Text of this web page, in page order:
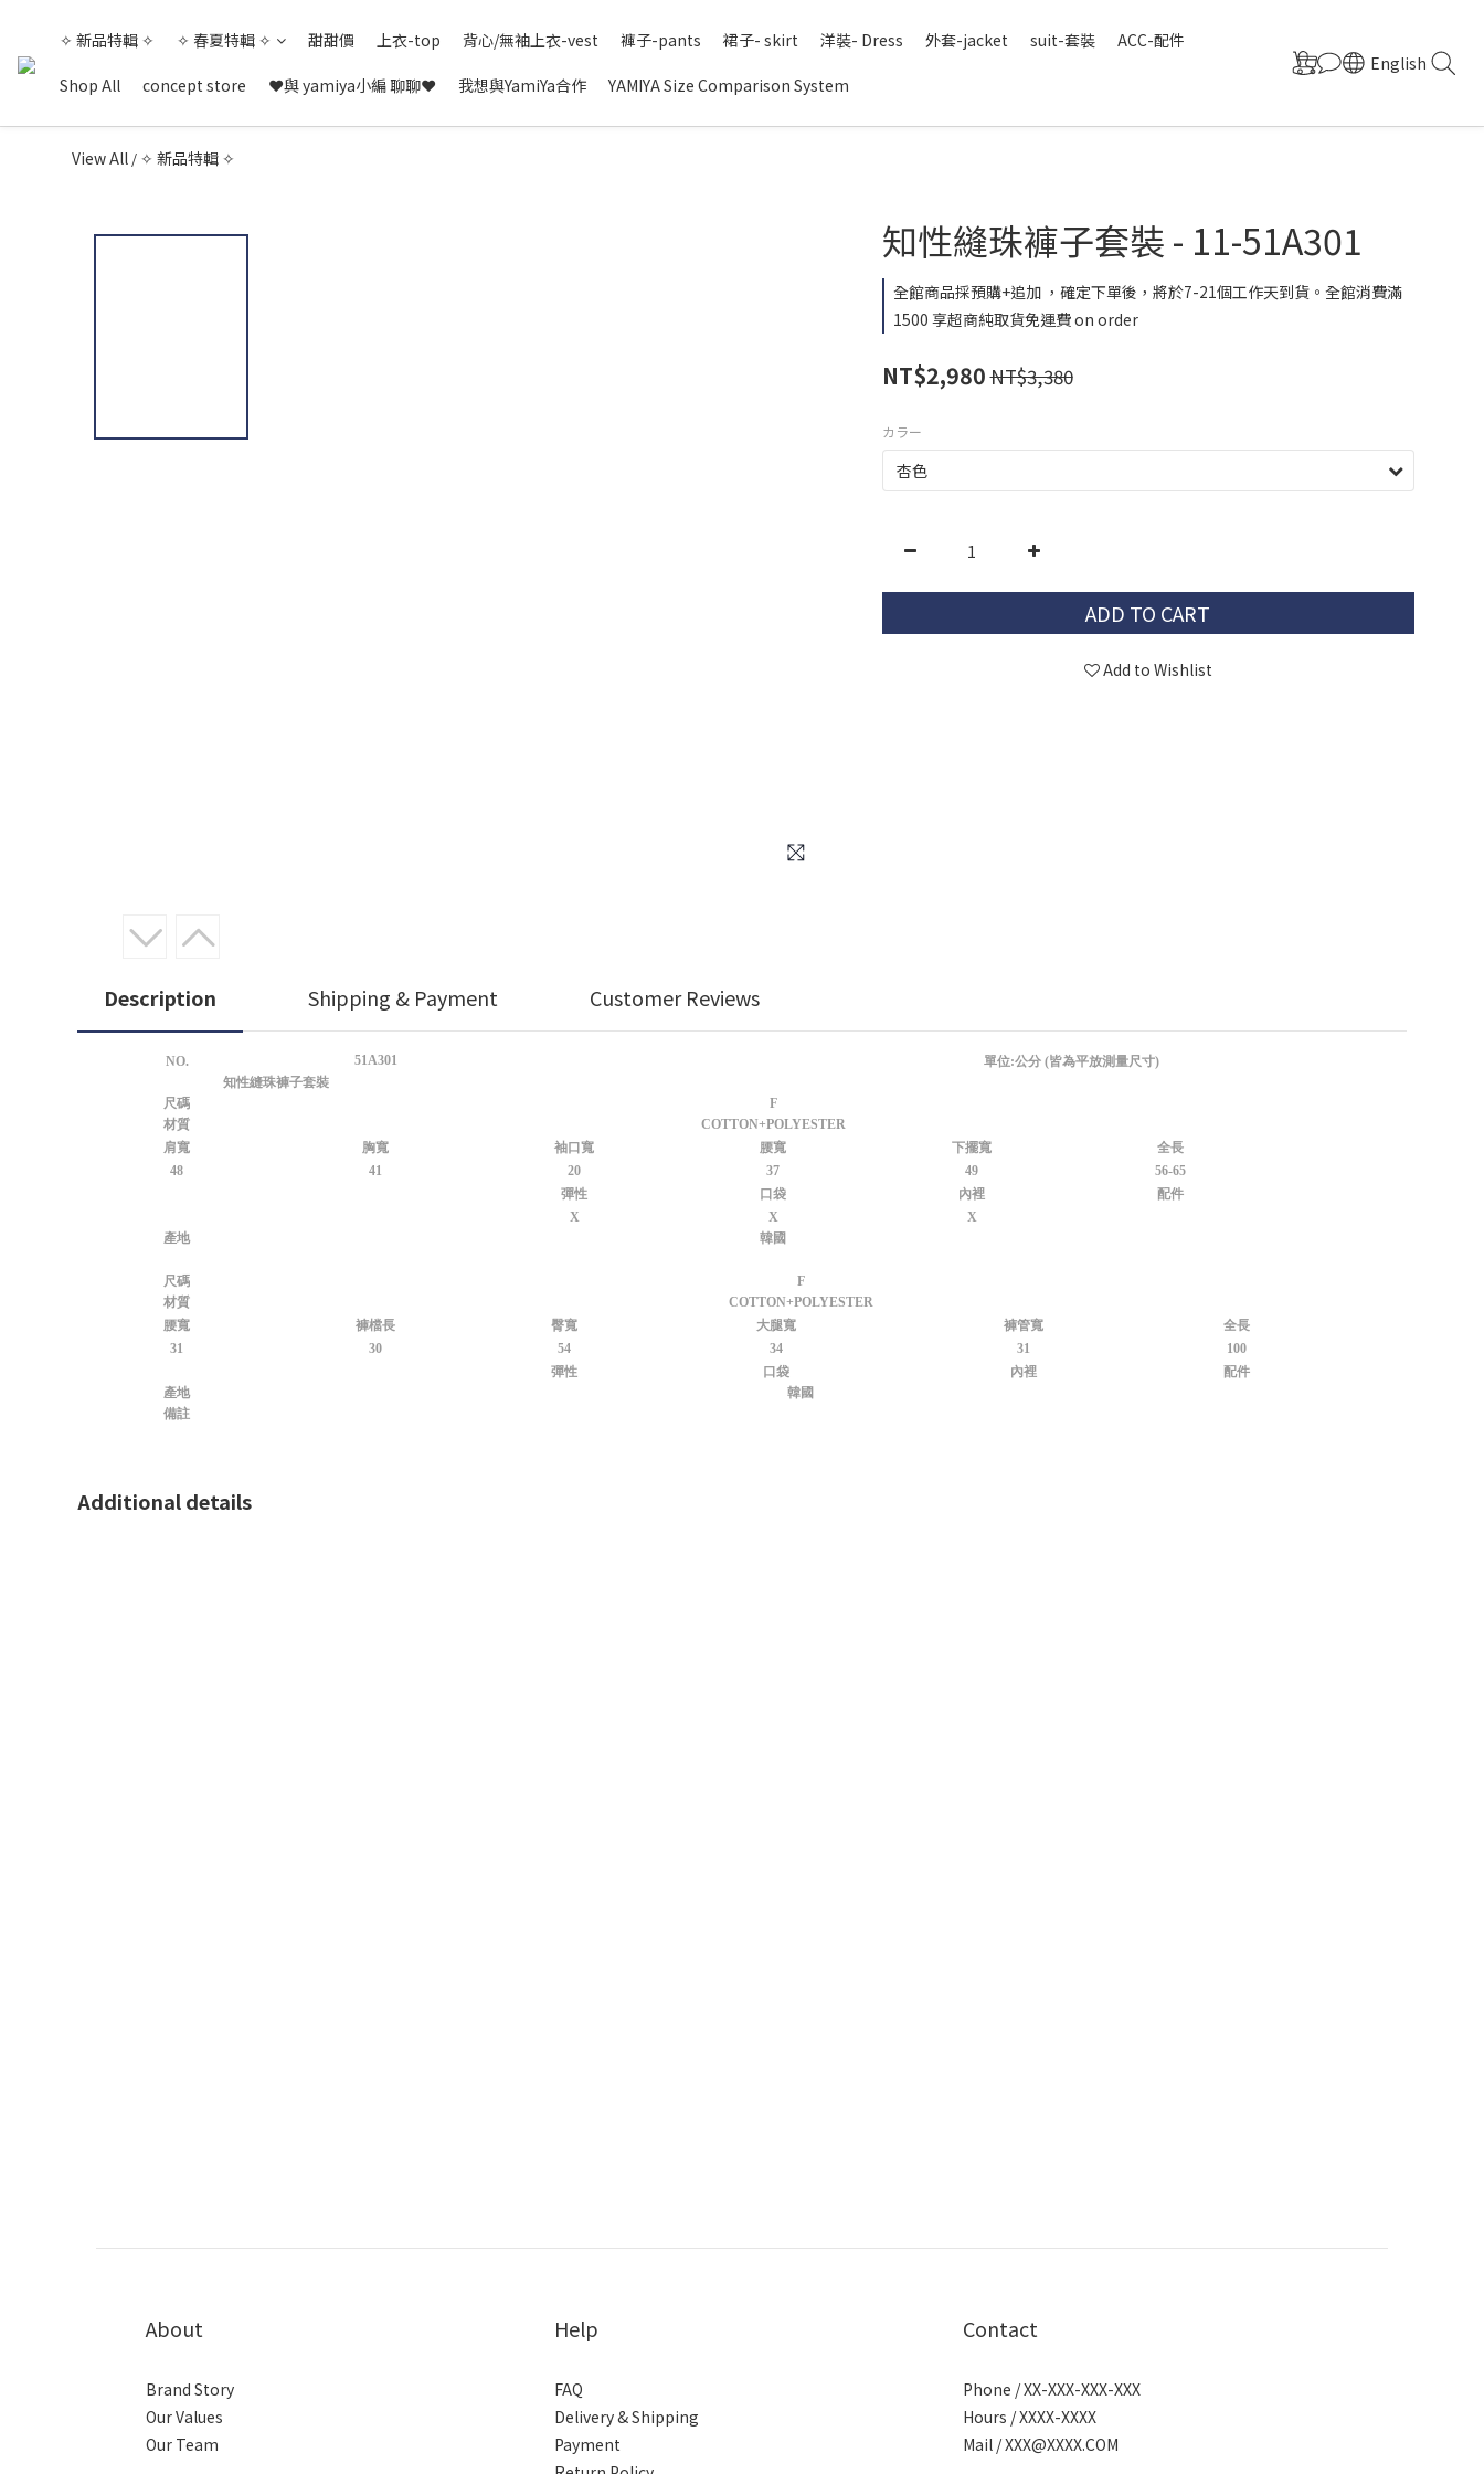
✧ 新品特輯 ✧ ✧ 春夏特輯 ✧ 甜甜價 上衣-top 背心/無袖上衣-vest 褲子-pants 裙子- skirt 洋裝- Dress 外套-jacket suit-套裝 ACC-配件
Shop All concept store ❤與 yamiya小編 聊聊❤ 我想與YamiYa合作 YAMIYA Size Comparison System
English
View All / ✧ 新品特輯 ✧
知性縫珠褲子套裝 - 11-51A301
全館商品採預購+追加 ，確定下單後，將於7-21個工作天到貨。全館消費滿
1500 享超商純取貨免運費 on order
NT$2,980NT$3,380
カラー
ADD TO CART
Add to Wishlist
Description Shipping & Payment Customer Reviews
NO. 51A301
單位:公分 (皆為平放測量尺寸)
知性縫珠褲子套裝
尺碼
F
材質
COTTON+POLYESTER
肩寬
胸寬 袖口寬 腰寬 下擺寬
全長
48
41 20 37 49
56-65
彈性
口袋 內裡
配件
X
X
X
產地
韓國
尺碼
F
材質
COTTON+POLYESTER
腰寬
褲檔長 臀寬 大腿寬 褲管寬
全長
31
30 54 34 31
100
彈性
口袋 內裡
配件
產地
韓國
備註
Additional details
About
Brand Story
Our Values
Our Team
Help
FAQ
Delivery & Shipping
Payment
Contact
Phone / XX-XXX-XXX-XXX
Hours / XXXX-XXXX
Mail / XXX@XXXX.COM